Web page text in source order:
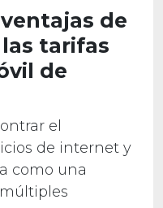
de
tarifas
de
el
de internet y
como una